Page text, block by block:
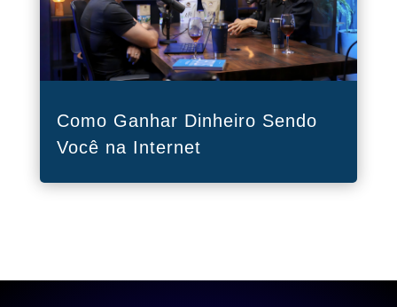
Como Ganhar Dinheiro Sendo
Você na Internet